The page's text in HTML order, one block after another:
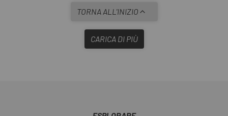
TORNA ALL'INIZIO
CARICA DI PIÙ